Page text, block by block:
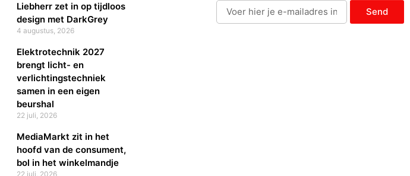
Liebherr zet in op tijdloos
design met DarkGrey
4 augustus, 2026
Elektrotechnik 2027
brengt licht- en
verlichtingstechniek
samen in een eigen
beurshal
22 juli, 2026
MediaMarkt zit in het
hoofd van de consument,
bol in het winkelmandje
22 juli, 2026
Send